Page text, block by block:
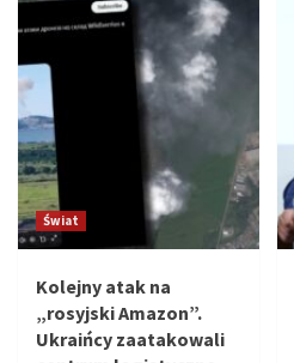
Świat
Kolejny atak na
„rosyjski Amazon”.
Ukraińcy zaatakowali